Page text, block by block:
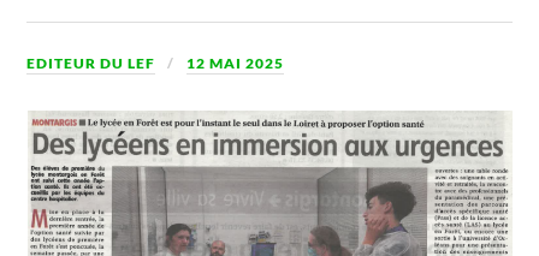
EDITEUR DU LEF 12 MAI 2025